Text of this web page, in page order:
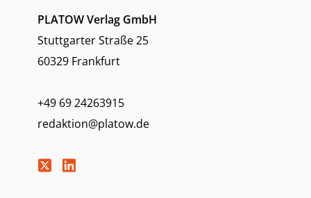
PLATOW Verlag GmbH
Stuttgarter Straße 25
60329 Frankfurt
+49 69 24263915
redaktion@platow.de